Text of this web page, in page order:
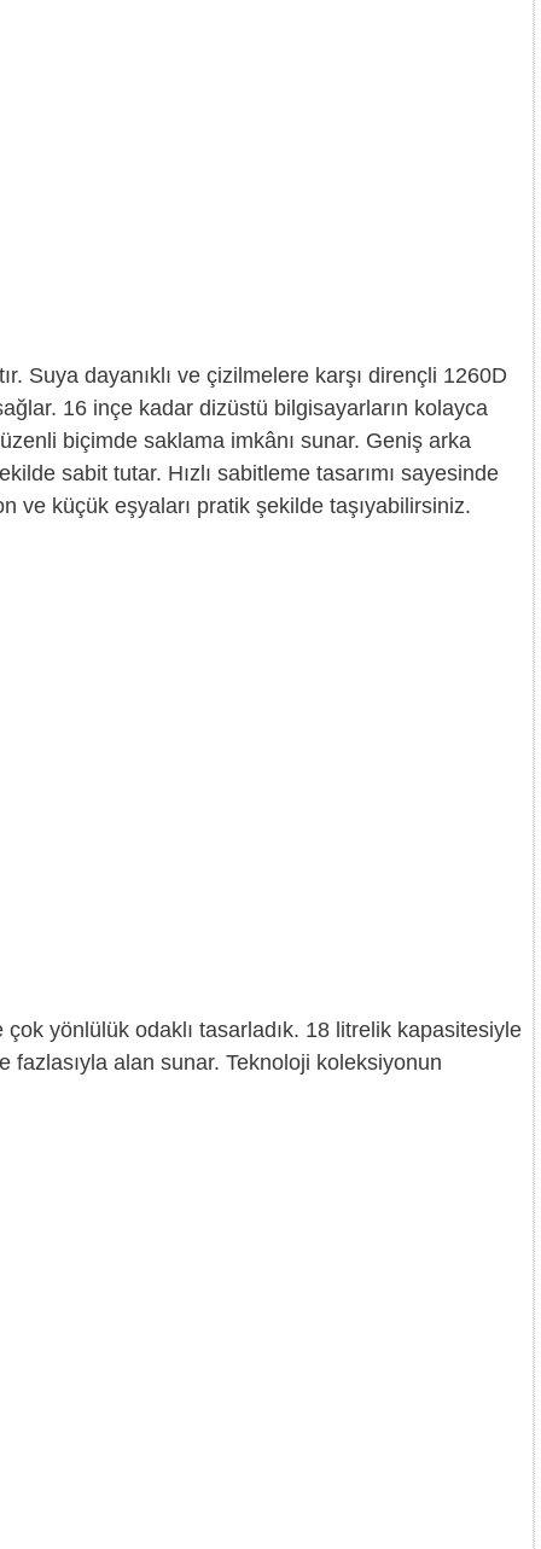
Suya dayanıklı ve çizilmelere karşı dirençli 1260D
16 inçe kadar dizüstü bilgisayarların kolayca
biçimde saklama imkânı sunar. Geniş arka
sabit tutar. Hızlı sabitleme tasarımı sayesinde
ve küçük eşyaları pratik şekilde taşıyabilirsiniz.
yönlülük odaklı tasarladık. 18 litrelik kapasitesiyle
fazlasıyla alan sunar. Teknoloji koleksiyonun